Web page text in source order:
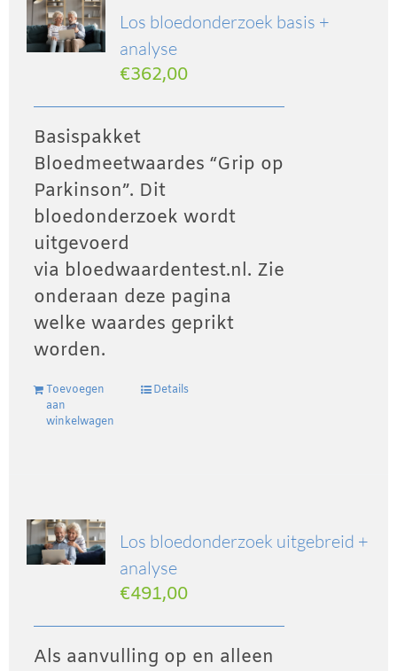
Los bloedonderzoek basis +
analyse
€362,00
Basispakket
Bloedmeetwaardes “Grip op
Parkinson”. Dit
bloedonderzoek wordt
uitgevoerd
via bloedwaardentest.nl. Zie
onderaan deze pagina
welke waardes geprikt
worden.
Toevoegen
aan
winkelwagen
Details
Los bloedonderzoek uitgebreid +
analyse
€491,00
Als aanvulling op en alleen